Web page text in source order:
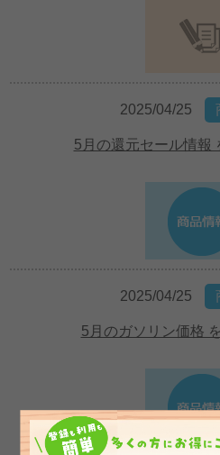
2025/04/25
5月の還元セール情報
2025/04/25
5月のガソリン価格